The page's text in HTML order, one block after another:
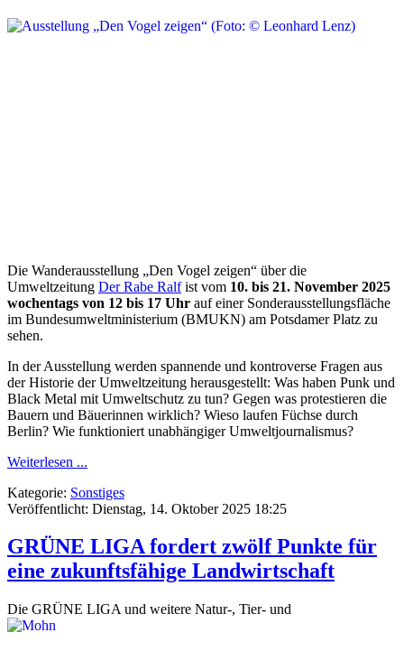
Die Wanderausstellung „Den Vogel zeigen“ über die
Umweltzeitung Der Rabe Ralfist vom 10. bis 21. November 2025
wochentags von 12 bis 17 Uhr auf einer Sonderausstellungsfläche
im Bundesumweltministerium (BMUKN) am Potsdamer Platz zu
sehen.
In der Ausstellung werden spannende und kontroverse Fragen aus
der Historie der Umweltzeitung herausgestellt: Was haben Punk und
Black Metal mit Umweltschutz zu tun? Gegen was protestieren die
Bauern und Bäuerinnen wirklich? Wieso laufen Füchse durch
Berlin? Wie funktioniert unabhängiger Umweltjournalismus?
Weiterlesen ...
Kategorie: Sonstiges
Veröffentlicht: Dienstag, 14. Oktober 2025 18:25
GRÜNE LIGA fordert zwölf Punkte für
eine zukunftsfähige Landwirtschaft
Die GRÜNE LIGA und weitere Natur-, Tier- und